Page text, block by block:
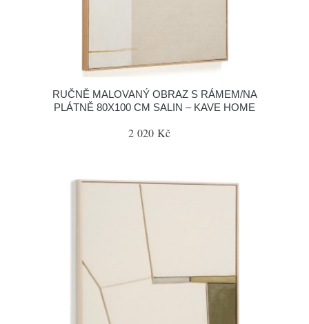
RUČNĚ MALOVANÝ OBRAZ S RÁMEM/NA
PLÁTNĚ 80X100 CM SALIN – KAVE HOME
2 020 Kč